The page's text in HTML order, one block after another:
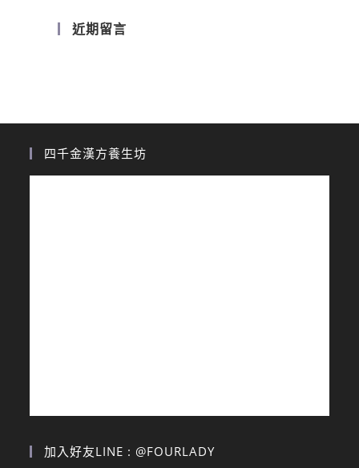
近期留言
四千金漢方養生坊
加入好友LINE : @FOURLADY